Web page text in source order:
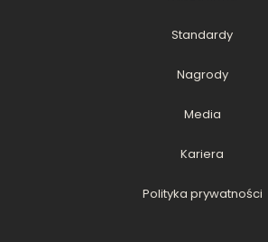
Standardy
Nagrody
Media
Kariera
Polityka prywatności